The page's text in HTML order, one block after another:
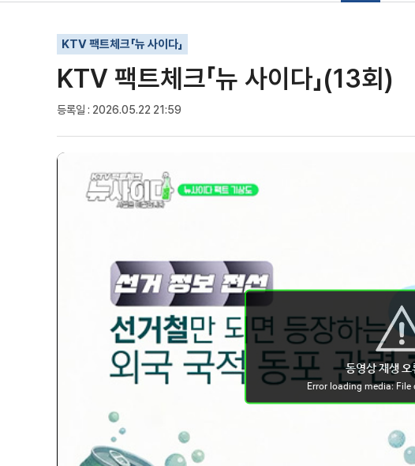
KTV 팩트체크「뉴 사이다」
KTV 팩트체크「뉴 사이다」(13회)
등록일 : 2026.05.22 21:59
기사인쇄
글자확대
글자축소